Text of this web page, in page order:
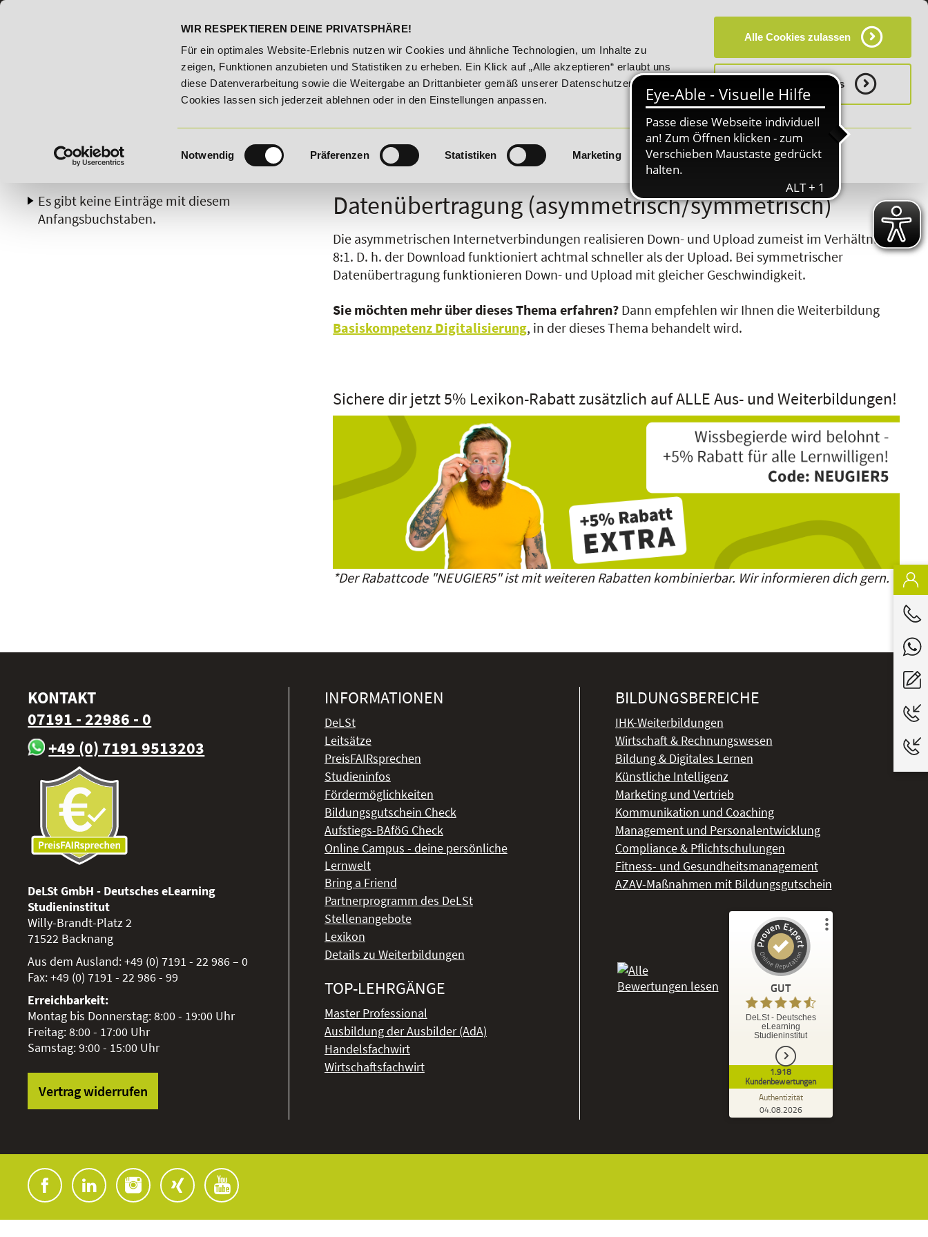
WIR RESPEKTIEREN DEINE PRIVATSPHÄRE!
Für ein optimales Website-Erlebnis nutzen wir Cookies und ähnliche Technologien, um Inhalte zu
zeigen, Funktionen anzubieten und Statistiken zu erheben. Ein Klick auf „Alle akzeptieren“ erlaubt uns
diese Datenverarbeitung sowie die Weitergabe an Drittanbieter gemäß unserer Datenschutzerklärung.
Cookies lassen sich jederzeit ablehnen oder in den Einstellungen anpassen.
Einwilligungsauswahl
Notwendig Präferenzen Statistiken Marketing Details zeigen
Alle Cookies zulassen
Notwenige Cookies
HÄUFIG GESTELLTE FRAGEN (FAQ) CAMPUS
25% Rabatt auf "E-Commerce Manager" vom 28. Juli - 06. August 2026! Unser Karrieretipp der Woche: 25% Rabatt auf "E-Commerce Manager" vom 28. Juli - 06. August 2026!
B C G H K L O P S T
Datenübertragung (asymmetrisch/symmetrisch)
Die asymmetrischen Internetverbindungen realisieren Down- und Upload zumeist im Verhältnis
8:1. D. h. der Download funktioniert achtmal schneller als der Upload. Bei symmetrischer
Datenübertragung funktionieren Down- und Upload mit gleicher Geschwindigkeit.
Sie möchten mehr über dieses Thema erfahren? Dann empfehlen wir Ihnen die Weiterbildung
Basiskompetenz Digitalisierung, in der dieses Thema behandelt wird.
Sichere dir jetzt 5% Lexikon-Rabatt zusätzlich auf ALLE Aus- und Weiterbildungen!
*Der Rabattcode "NEUGIER5" ist mit weiteren Rabatten kombinierbar. Wir informieren dich gern.
Es gibt keine Einträge mit diesem
Anfangsbuchstaben.
KONTAKT
07191 - 22986 - 0
+49 (0) 7191 9513203
DeLSt GmbH - Deutsches eLearning
Studieninstitut
Willy-Brandt-Platz 2
71522 Backnang
Aus dem Ausland:+49 (0) 7191 - 22 986 – 0
Fax:+49 (0) 7191 - 22 986 - 99
Erreichbarkeit:
Montag bis Donnerstag: 8:00 - 19:00 Uhr
Freitag: 8:00 - 17:00 Uhr
Samstag: 9:00 - 15:00 Uhr
Vertrag widerrufen
INFORMATIONEN
DeLSt
Leitsätze
PreisFAIRsprechen
Studieninfos
Fördermöglichkeiten
Bildungsgutschein Check
Aufstiegs-BAföG Check
Online Campus - deine persönliche
Lernwelt
Bring a Friend
Partnerprogramm des DeLSt
Stellenangebote
Lexikon
Details zu Weiterbildungen
TOP-LEHRGÄNGE
Master Professional
Ausbildung der Ausbilder (AdA)
Handelsfachwirt
Wirtschaftsfachwirt
BILDUNGSBEREICHE
IHK-Weiterbildungen
Wirtschaft & Rechnungswesen
Bildung & Digitales Lernen
Künstliche Intelligenz
Marketing und Vertrieb
Kommunikation und Coaching
Management und Personalentwicklung
Compliance & Pflichtschulungen
Fitness- und Gesundheitsmanagement
AZAV-Maßnahmen mit Bildungsgutschein
GUT
DeLSt - Deutsches
eLearning
Studieninstitut
1.918
Kundenbewertungen
Authentizität
04.08.2026
Kundenbewertungen und Erfahrungen zu
DeLSt - Deutsches eLearning Studieninstitut
ProvenExpert.com
ProvenExpert.com
1.827
Bewertungen von